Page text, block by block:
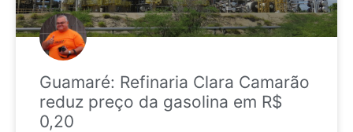
Guamaré: Refinaria Clara Camarão
reduz preço da gasolina em R$
0,20